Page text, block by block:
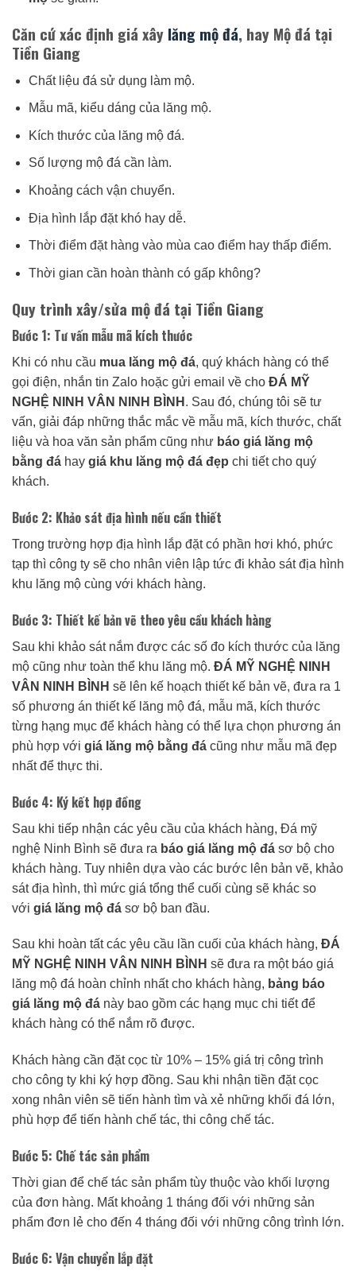
Căn cứ xác định giá xây lăng mộ đá, hay Mộ đá tại
Tiền Giang
Chất liệu đá sử dụng làm mộ.
Mẫu mã, kiểu dáng của lăng mộ.
Kích thước của lăng mộ đá.
Số lượng mộ đá cần làm.
Khoảng cách vận chuyển.
Địa hình lắp đặt khó hay dễ.
Thời điểm đặt hàng vào mùa cao điểm hay thấp điểm.
Thời gian cần hoàn thành có gấp không?
Quy trình xây/sửa mộ đá tại Tiền Giang
Bước 1: Tư vấn mẫu mã kích thước
Khi có nhu cầu mua lăng mộ đá, quý khách hàng có thể
gọi điện, nhắn tin Zalo hoặc gửi email về cho ĐÁ MỸ
NGHỆ NINH VÂN NINH BÌNH . Sau đó, chúng tôi sẽ tư
vấn, giải đáp những thắc mắc về mẫu mã, kích thước, chất
liệu và hoa văn sản phẩm cũng như báo giá lăng mộ
bằng đá hay giá khu lăng mộ đá đẹp chi tiết cho quý
khách.
Bước 2: Khảo sát địa hình nếu cần thiết
Trong trường hợp địa hình lắp đặt có phần hơi khó, phức
tạp thì công ty sẽ cho nhân viên lập tức đi khảo sát địa hình
khu lăng mộ cùng với khách hàng.
Bước 3: Thiết kế bản vẽ theo yêu cầu khách hàng
Sau khi khảo sát nắm được các số đo kích thước của lăng
mộ cũng như toàn thể khu lăng mộ. ĐÁ MỸ NGHỆ NINH
VÂN NINH BÌNH sẽ lên kế hoạch thiết kế bản vẽ, đưa ra 1
số phương án thiết kế lăng mộ đá, mẫu mã, kích thước
từng hạng mục để khách hàng có thể lựa chọn phương án
phù hợp với giá lăng mộ bằng đá cũng như mẫu mã đẹp
nhất để thực thi.
Bước 4: Ký kết hợp đồng
Sau khi tiếp nhận các yêu cầu của khách hàng, Đá mỹ
nghệ Ninh Bình sẽ đưa ra báo giá lăng mộ đá sơ bộ cho
khách hàng. Tuy nhiên dựa vào các bước lên bản vẽ, khảo
sát địa hình, thì mức giá tổng thể cuối cùng sẽ khác so
với giá lăng mộ đá sơ bộ ban đầu.
Sau khi hoàn tất các yêu cầu lần cuối của khách hàng, ĐÁ
MỸ NGHỆ NINH VÂN NINH BÌNH sẽ đưa ra một báo giá
lăng mộ đá hoàn chỉnh nhất cho khách hàng, bảng báo
giá lăng mộ đá này bao gồm các hạng mục chi tiết để
khách hàng có thể nắm rõ được.
Khách hàng cần đặt cọc từ 10% – 15% giá trị công trình
cho công ty khi ký hợp đồng. Sau khi nhận tiền đặt cọc
xong nhân viên sẽ tiến hành tìm và xẻ những khối đá lớn,
phù hợp để tiến hành chế tác, thi công chế tác.
Bước 5: Chế tác sản phẩm
Thời gian để chế tác sản phẩm tùy thuộc vào khối lượng
của đơn hàng. Mất khoảng 1 tháng đối với những sản
phẩm đơn lẻ cho đến 4 tháng đối với những công trình lớn.
Bước 6: Vận chuyển lắp đặt